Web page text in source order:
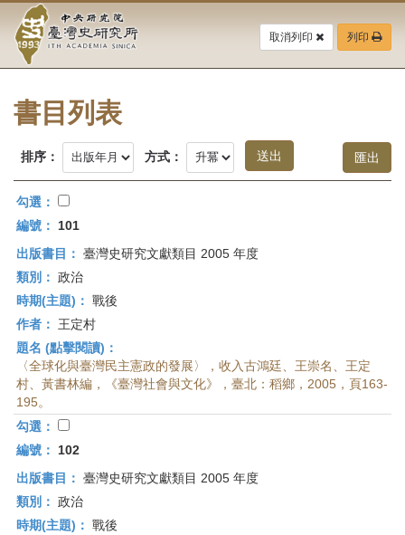
要
中
央
研
究
院-
臺
灣
史
研
究
所-
首
頁
取消列印 列印
書目列表
排序： 方式：
勾選：
編號：
101
出版書目： 臺灣史研究文獻類目 2005 年度
類別： 政治
時期(主題)： 戰後
作者：
王定村
題名 (點擊閱讀)：
〈全球化與臺灣民主憲政的發展〉，收入古鴻廷、王崇名、王定
村、黃書林編，《臺灣社會與文化》，臺北：稻鄉，2005，頁163-
195。
勾選：
編號：
102
出版書目： 臺灣史研究文獻類目 2005 年度
類別： 政治
時期(主題)： 戰後